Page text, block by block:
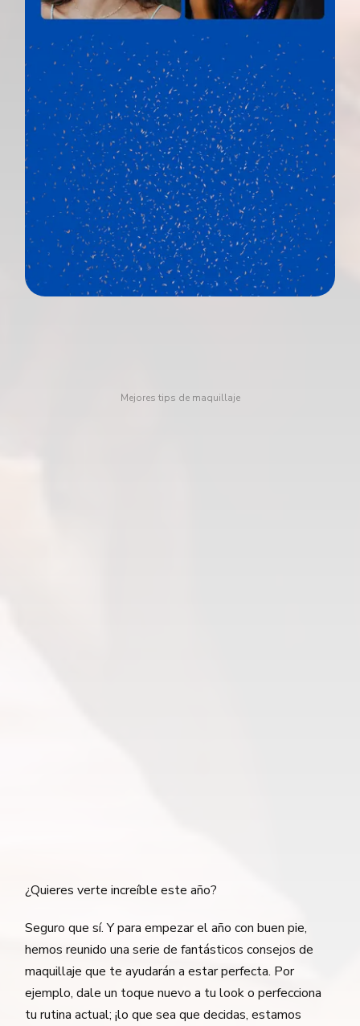
Mejores tips de maquillaje
¿Quieres verte increíble este año?
Seguro que sí. Y para empezar el año con buen pie,
hemos reunido una serie de fantásticos consejos de
maquillaje que te ayudarán a estar perfecta. Por
ejemplo, dale un toque nuevo a tu look o perfecciona
tu rutina actual; ¡lo que sea que decidas, estamos